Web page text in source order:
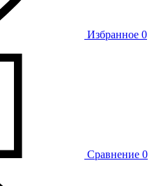
Избранное 0
Сравнение 0